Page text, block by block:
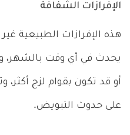
الإفرازات الشفافة
هذه الإفرازات الطبيعية
يحدث في أي وقت بالشهر،
أو قد تكون بقوام لزج أكثر،
على حدوث التبويض.